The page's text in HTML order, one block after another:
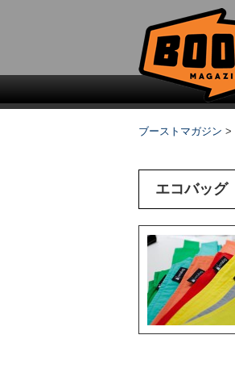
ブーストマガジン >
エコバッグ